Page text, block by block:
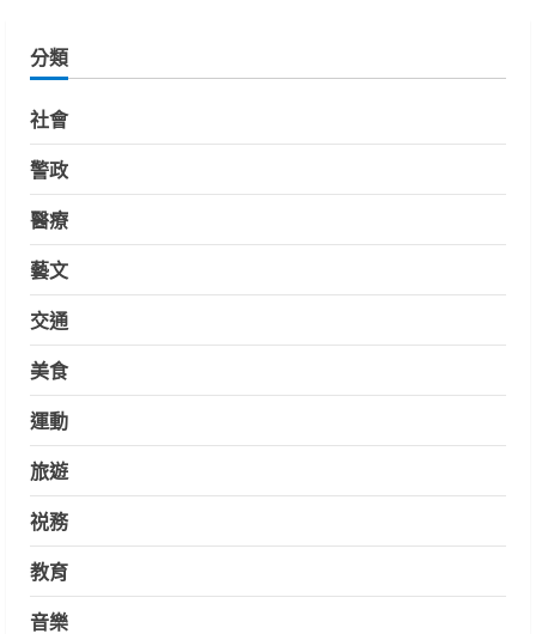
分類
社會
警政
醫療
藝文
交通
美食
運動
旅遊
祱務
教育
音樂